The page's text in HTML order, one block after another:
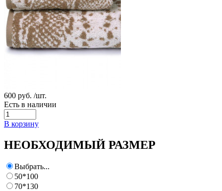
600 руб. /шт.
Есть в наличии
В корзину
НЕОБХОДИМЫЙ РАЗМЕР
Выбрать...
50*100
70*130